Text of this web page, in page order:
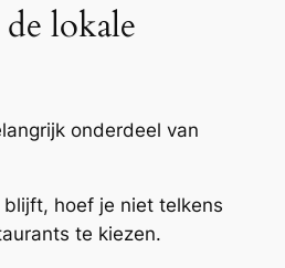
lokale
onderdeel van
blijft, hoef je niet telkens
te kiezen.